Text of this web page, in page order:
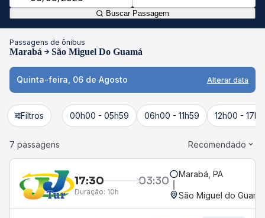
Buscar Passagem
Passagens de ônibus
Marabá São Miguel Do Guamá
Quinta-feira, 06 de Agosto Alterar data
Filtros 00h00 - 05h59 06h00 - 11h59 12h00 -
7 passagens Recomendado
17:30 03:30
Duração: 10h
Marabá, PA
São Miguel do